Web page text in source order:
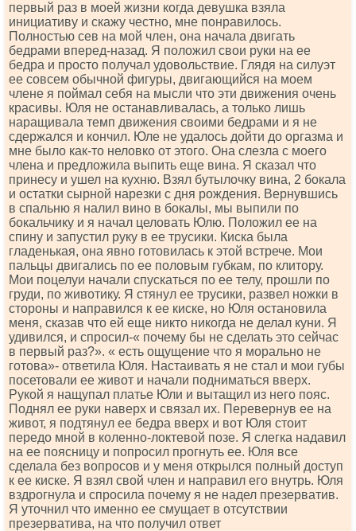
первый раз в моей жизни когда девушка взяла
инициативу и скажу честно, мне понравилось.
Полностью сев на мой член, она начала двигать
бедрами вперед-назад. Я положил свои руки на ее
бедра и просто получал удовольствие. Глядя на силуэт
ее совсем обычной фигуры, двигающийся на моем
члене я поймал себя на мысли что эти движения очень
красивы. Юля не останавливалась, а только лишь
наращивала темп движения своими бедрами и я не
сдержался и кончил. Юле не удалось дойти до оргазма и
мне было как-то неловко от этого. Она слезла с моего
члена и предложила выпить еще вина. Я сказал что
принесу и ушел на кухню. Взял бутылочку вина, 2 бокала
и остатки сырной нарезки с дня рождения. Вернувшись
в спальню я налил вино в бокалы, мы выпили по
бокальчику и я начал целовать Юлю. Положил ее на
спину и запустил руку в ее трусики. Киска была
гладенькая, она явно готовилась к этой встрече. Мои
пальцы двигались по ее половым губкам, по клитору.
Мои поцелуи начали спускаться по ее телу, прошли по
груди, по животику. Я стянул ее трусики, развел ножки в
стороны и направился к ее киске, но Юля остановила
меня, сказав что ей еще никто никогда не делал куни. Я
удивился, и спросил-« почему бы не сделать это сейчас
в первый раз?». « есть ощущение что я морально не
готова»- ответила Юля. Настаивать я не стал и мои губы
посетовали ее живот и начали подниматься вверх.
Рукой я нащупал платье Юли и вытащил из него пояс.
Поднял ее руки наверх и связал их. Перевернув ее на
живот, я подтянул ее бедра вверх и вот Юля стоит
передо мной в коленно-локтевой позе. Я слегка надавил
на ее поясницу и попросил прогнуть ее. Юля все
сделала без вопросов и у меня открылся полный доступ
к ее киске. Я взял свой член и направил его внутрь. Юля
вздрогнула и спросила почему я не надел презерватив.
Я уточнил что именно ее смущает в отсутствии
презерватива, на что получил ответ